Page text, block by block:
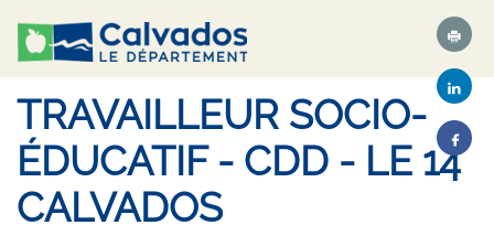
TRAVAILLEUR SOCIO-
ÉDUCATIF - CDD - LE 14
CALVADOS